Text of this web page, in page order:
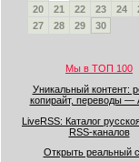
20
21 22 23 24
27
28 29 30
Мы в ТОП 100
Уникальный контент:
копирайт, переводы —
LiveRSS: Каталог
RSS-каналов
Открыть реальный